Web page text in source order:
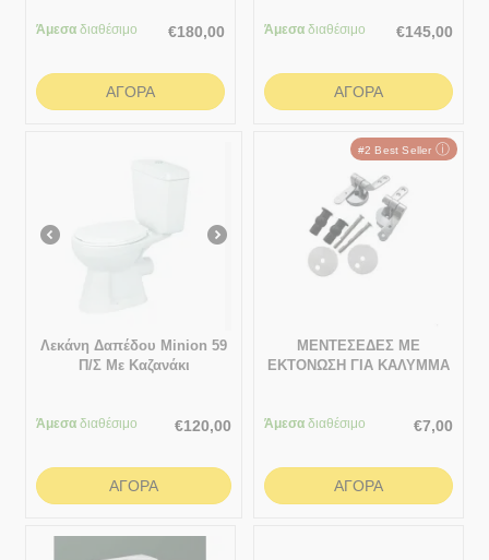
Άμεσα διαθέσιμο €180,00
ΑΓΟΡΆ
Άμεσα διαθέσιμο €145,00
ΑΓΟΡΆ
Λεκάνη Δαπέδου Minion 59
Π/Σ Με Καζανάκι
Άμεσα διαθέσιμο €120,00
ΑΓΟΡΆ
#2 Best Seller ⓘ
ΜΕΝΤΕΣΕΔΕΣ ΜΕ
ΕΚΤΟΝΩΣΗ ΓΙΑ ΚΑΛΥΜΜΑ
Άμεσα διαθέσιμο €7,00
ΑΓΟΡΆ